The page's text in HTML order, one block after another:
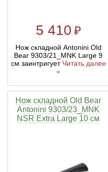
5 410 ₽
Нож складной Antonini Old
Bear 9303/21_MNK Large 9
см заинтригует Читать далее
»
Нож складной Old Bear
Antonini 9303/23_MNK
NSR Extra Large 10 см